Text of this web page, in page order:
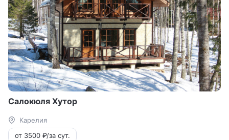
Салокюля Хутор
Карелия
от 3500 ₽/за сут.